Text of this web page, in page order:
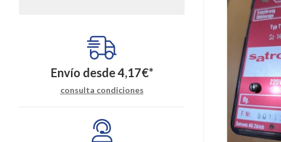
Envío desde4,17€*
consulta condiciones